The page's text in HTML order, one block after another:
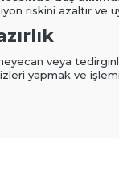
riskini azaltır ve
veya
yapmak ve